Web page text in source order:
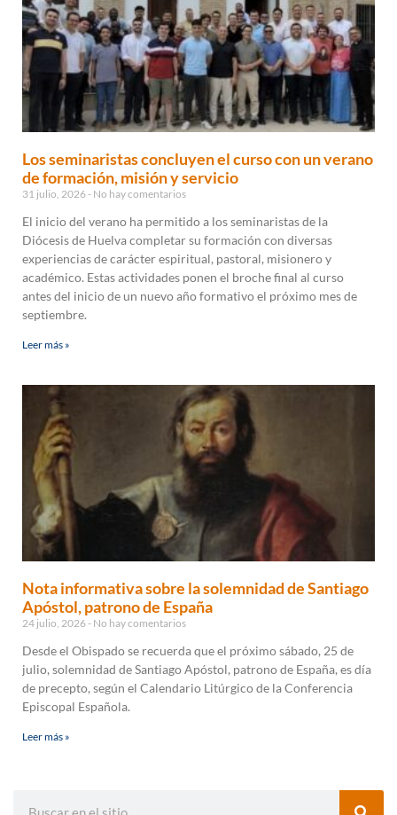
Los seminaristas concluyen el curso con un verano
de formación, misión y servicio
31 julio, 2026 No hay comentarios
El inicio del verano ha permitido a los seminaristas de la
Diócesis de Huelva completar su formación con diversas
experiencias de carácter espiritual, pastoral, misionero y
académico. Estas actividades ponen el broche final al curso
antes del inicio de un nuevo año formativo el próximo mes de
septiembre.
Leer más »
Nota informativa sobre la solemnidad de Santiago
Apóstol, patrono de España
24 julio, 2026 No hay comentarios
Desde el Obispado se recuerda que el próximo sábado, 25 de
julio, solemnidad de Santiago Apóstol, patrono de España, es día
de precepto, según el Calendario Litúrgico de la Conferencia
Episcopal Española.
Leer más »